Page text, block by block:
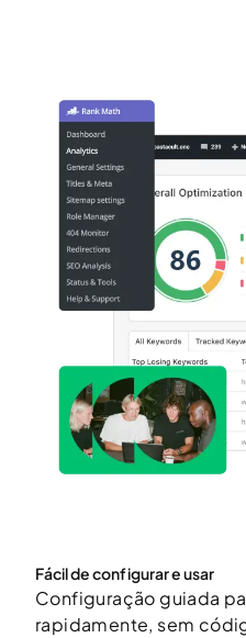
Fácil de configurar e usar
Configuração guiada
rapidamente, sem